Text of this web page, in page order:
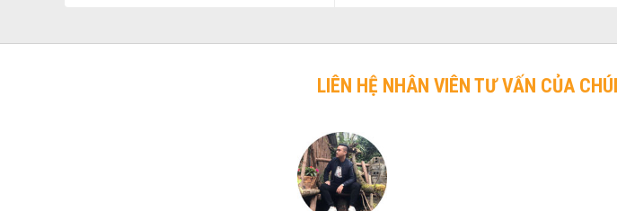
chó
LIÊN HỆ NHÂN VIÊN TƯ VẤN CỦA